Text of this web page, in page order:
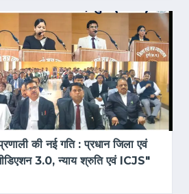
की नई गति : प्रधान जिला एवं
3.0, न्याय श्रुति एवं ICJS"
आयोजित